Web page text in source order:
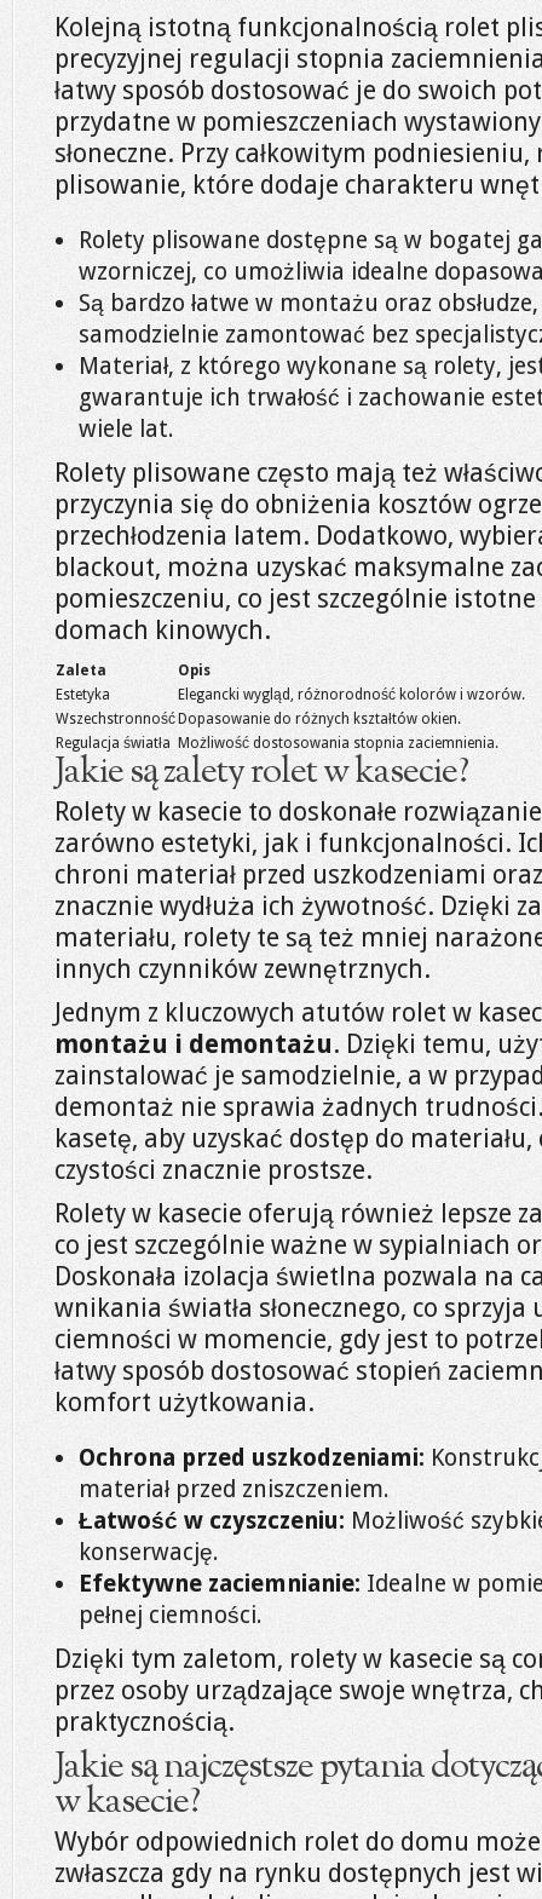
Kolejną istotną funkcjonalnością rolet
precyzyjnej regulacji stopnia
łatwy sposób dostosować je do swoich
przydatne w pomieszczeniach
słoneczne. Przy całkowitym
plisowanie, które dodaje charakteru
Rolety plisowane dostępne są w bogatej
wzorniczej, co umożliwia idealne
Są bardzo łatwe w montażu oraz
samodzielnie zamontować bez
Materiał, z którego wykonane są rolety,
gwarantuje ich trwałość i zachowanie
wiele lat.
Rolety plisowane często mają też
przyczynia się do obniżenia kosztów
przechłodzenia latem. Dodatkowo,
blackout, można uzyskać maksymalne
pomieszczeniu, co jest szczególnie
domach kinowych.
Zaleta
Opis
Estetyka
Elegancki wygląd, różnorodność kolorów i wzorów.
Wszechstronność Dopasowanie do różnych kształtów okien.
Regulacja światła
Możliwość dostosowania stopnia zaciemnienia.
Jakie są zalety rolet w kasecie?
Rolety w kasecie to doskonałe
zarówno estetyki, jak i funkcjonalności.
chroni materiał przed uszkodzeniami
znacznie wydłuża ich żywotność. Dzięki
materiału, rolety te są też mniej
innych czynników zewnętrznych.
Jednym z kluczowych atutów rolet w
montażu i demontażu. Dzięki temu,
zainstalować je samodzielnie, a w
demontaż nie sprawia żadnych
kasetę, aby uzyskać dostęp do
czystości znacznie prostsze.
Rolety w kasecie oferują również lepsze
co jest szczególnie ważne w sypialniach
Doskonała izolacja świetlna pozwala na
wnikania światła słonecznego, co sprzyja
ciemności w momencie, gdy jest to
łatwy sposób dostosować stopień
komfort użytkowania.
Ochrona przed uszkodzeniami:
materiał przed zniszczeniem.
Łatwość w czyszczeniu: Możliwość
konserwację.
Efektywne zaciemnianie: Idealne w
pełnej ciemności.
Dzięki tym zaletom, rolety w kasecie są
przez osoby urządzające swoje wnętrza,
praktycznością.
Jakie są najczęstsze pytania
w kasecie?
Wybór odpowiednich rolet do domu
zwłaszcza gdy na rynku dostępnych jest